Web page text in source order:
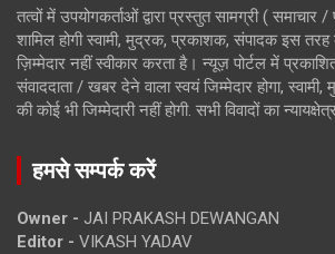
तत्वों में उपयोगकर्ताओं द्वारा प्रस्तुत सामग्री ( समाचार
शामिल होगी स्वामी, मुद्रक, प्रकाशक, संपादक इस
ज़िम्मेदार नहीं स्वीकार करता है। न्यूज़ पोर्टल में
संवाददाता / खबर देने वाला स्वयं जिम्मेदार होगा,
की कोई भी जिम्मेदारी नहीं होगी. सभी विवादों का
हमसे सम्पर्क करें
Owner - JAI PRAKASH DEWANGAN
Editor - VIKASH YADAV